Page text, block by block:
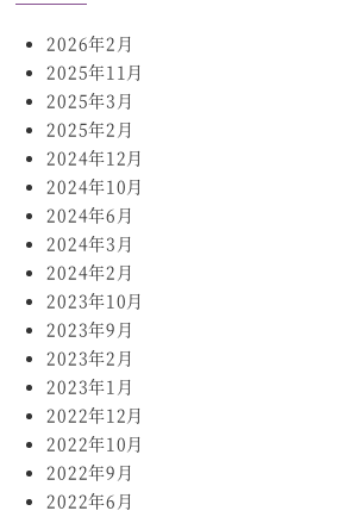
2026年2月
2025年11月
2025年3月
2025年2月
2024年12月
2024年10月
2024年6月
2024年3月
2024年2月
2023年10月
2023年9月
2023年2月
2023年1月
2022年12月
2022年10月
2022年9月
2022年6月